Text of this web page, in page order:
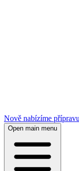
Nově nabízíme
Open main menu